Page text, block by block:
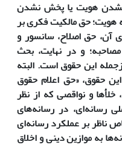
هویت یا پخش نشدن
هویت؛ حق مالکیت فکری بر
حق اصلاح، سانسور و
و در نهایت، بحث
این حقوق است. البته
حقوق، «حق اعلام حقوق
خلأ‌ها و نواقصی که از نظر
رسانه‌ای، در رسانه‌های
ناظر بر عملکرد رسانه‌ای
به موازین دینی و اخلاق